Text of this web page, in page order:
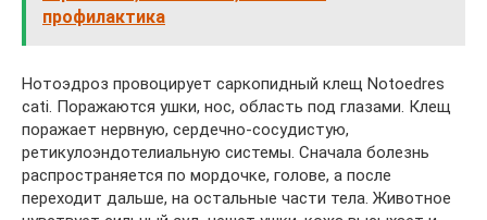
профилактика
Нотоэдроз провоцирует саркопидный клещ Notoedres
cati. Поражаются ушки, нос, область под глазами. Клещ
поражает нервную, сердечно-сосудистую,
ретикулоэндотелиальную системы. Сначала болезнь
распространяется по мордочке, голове, а после
переходит дальше, на остальные части тела. Животное